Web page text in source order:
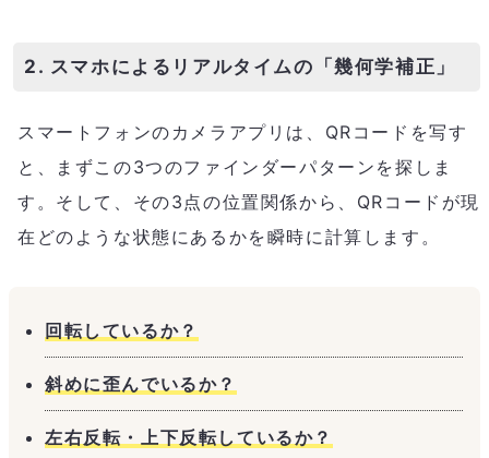
2. スマホによるリアルタイムの「幾何学補正」
スマートフォンのカメラアプリは、QRコードを写す
と、まずこの3つのファインダーパターンを探しま
す。そして、その3点の位置関係から、QRコードが現
在どのような状態にあるかを瞬時に計算します。
回転しているか？
斜めに歪んでいるか？
左右反転・上下反転しているか？